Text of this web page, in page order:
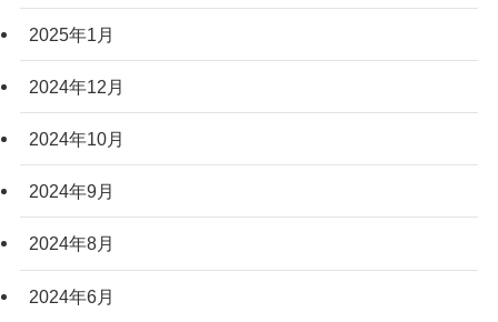
2025年1月
2024年12月
2024年10月
2024年9月
2024年8月
2024年6月